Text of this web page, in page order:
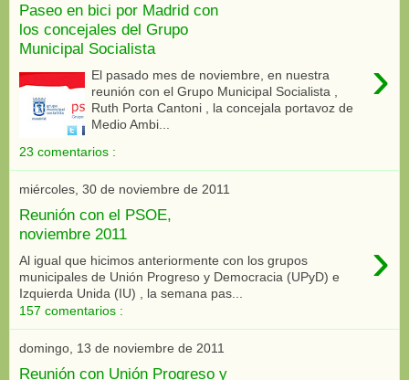
Paseo en bici por Madrid con
los concejales del Grupo
Municipal Socialista
›
El pasado mes de noviembre, en nuestra
reunión con el Grupo Municipal Socialista ,
Ruth Porta Cantoni , la concejala portavoz de
Medio Ambi...
23 comentarios :
miércoles, 30 de noviembre de 2011
Reunión con el PSOE,
noviembre 2011
›
Al igual que hicimos anteriormente con los grupos
municipales de Unión Progreso y Democracia (UPyD) e
Izquierda Unida (IU) , la semana pas...
157 comentarios :
domingo, 13 de noviembre de 2011
Reunión con Unión Progreso y